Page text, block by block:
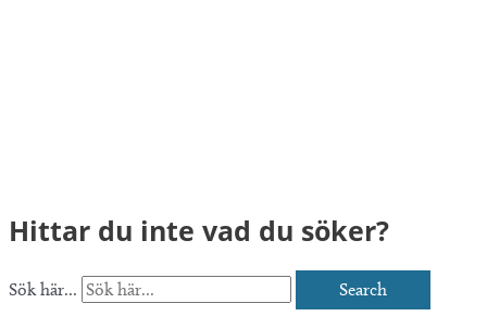
Hittar du inte vad du söker?
Sök här... Search